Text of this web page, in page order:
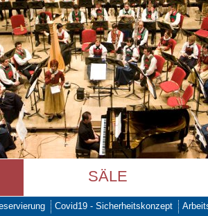
SÄLE
Covid19 - Sicherheitskonzept